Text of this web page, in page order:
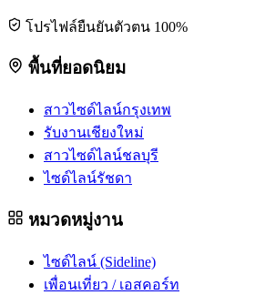
โปรไฟล์ยืนยันตัวตน 100%
พื้นที่ยอดนิยม
สาวไซด์ไลน์กรุงเทพ
รับงานเชียงใหม่
สาวไซด์ไลน์ชลบุรี
ไซด์ไลน์รัชดา
หมวดหมู่งาน
ไซด์ไลน์ (Sideline)
เพื่อนเที่ยว / เอสคอร์ท